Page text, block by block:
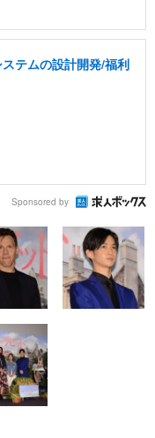
テムの設計開発/福利
Sponsored by